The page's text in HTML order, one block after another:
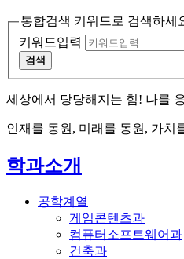
통합검색 키워드로 검색하세
키워드입력
검색
세상에서 당당해지는 힘! 나를
인재를 동원, 미래를 동원, 가치
학과소개
공학계열
게임콘텐츠과
컴퓨터소프트웨어과
건축과